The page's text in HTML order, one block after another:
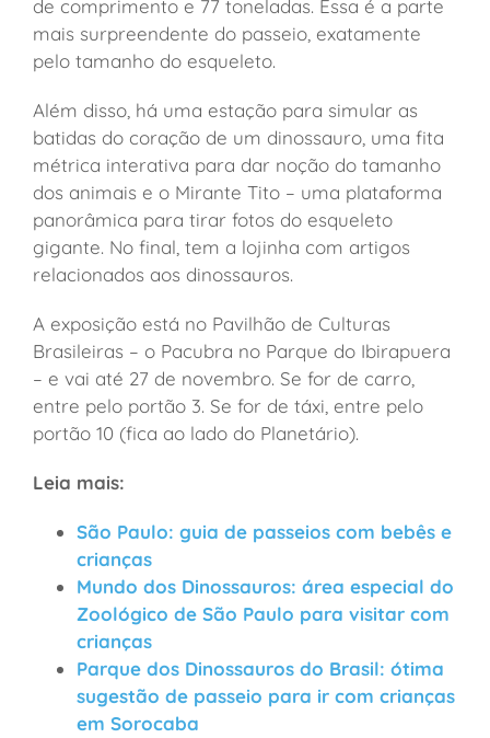
de comprimento e 77 toneladas. Essa é a parte
mais surpreendente do passeio, exatamente
pelo tamanho do esqueleto.
Além disso, há uma estação para simular as
batidas do coração de um dinossauro, uma fita
métrica interativa para dar noção do tamanho
dos animais e o Mirante Tito – uma plataforma
panorâmica para tirar fotos do esqueleto
gigante. No final, tem a lojinha com artigos
relacionados aos dinossauros.
A exposição está no Pavilhão de Culturas
Brasileiras – o Pacubra no Parque do Ibirapuera
– e vai até 27 de novembro. Se for de carro,
entre pelo portão 3. Se for de táxi, entre pelo
portão 10 (fica ao lado do Planetário).
Leia mais:
São Paulo: guia de passeios com bebês e
crianças
Mundo dos Dinossauros: área especial do
Zoológico de São Paulo para visitar com
crianças
Parque dos Dinossauros do Brasil: ótima
sugestão de passeio para ir com crianças
em Sorocaba